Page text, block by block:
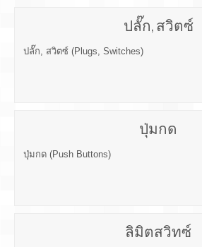
ปลั๊ก, สวิตซ์
ปลั๊ก, สวิตซ์ (Plugs, Switches)
ปุ่มกด
ปุ่มกด (Push Buttons)
ลิมิตสวิทซ์